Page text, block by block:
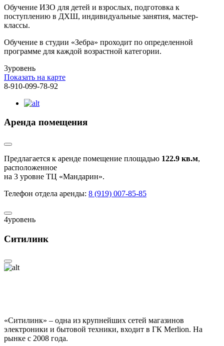
Обучение ИЗО для детей и взрослых, подготовка к
поступлению в ДХШ, индивидуальные занятия, мастер-
классы.
Обучение в студии «Зебра» проходит по определенной
программе для каждой возрастной категории.
3уровень
Показать на карте
8-910-099-78-92
Аренда помещения
Предлагается к аренде помещение площадью 122.9 кв.м,
расположенное
на 3 уровне ТЦ «Мандарин».
Телефон отдела аренды: 8 (919) 007-85-85
4уровень
Ситилинк
«Ситилинк» – одна из крупнейших сетей магазинов
электроники и бытовой техники, входит в ГК Merlion. На
рынке с 2008 года.